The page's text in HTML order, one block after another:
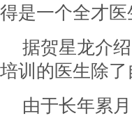
得是一个全才医
据贺星龙介
培训的医生除了
由于长年累